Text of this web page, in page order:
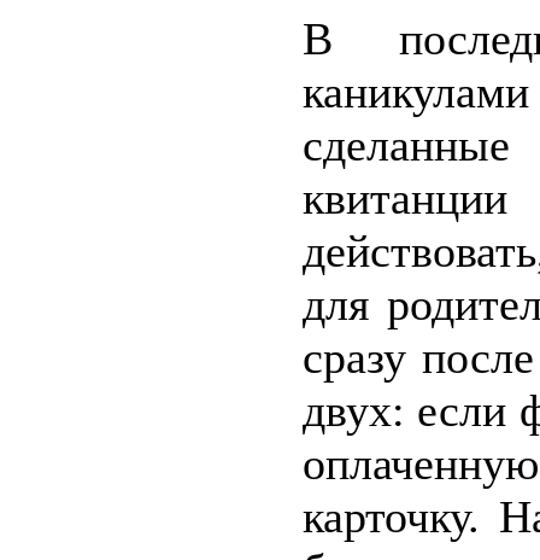
В
для
сразу
двух: если
карточку.